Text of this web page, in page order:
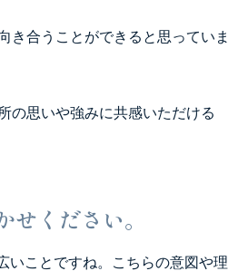
き合うことができると思っていま
の思いや強みに共感いただける
ください。
いことですね。こちらの意図や理